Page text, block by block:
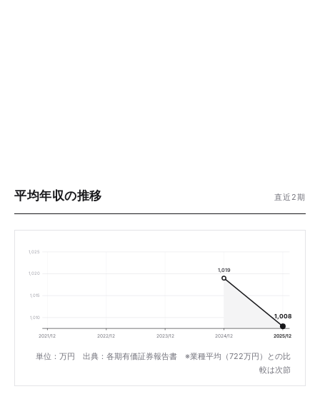
平均年収の推移 直近2期
1,025
1,020
1,015
1,010
1,019
1,008
2021/12 2022/12 2023/12 2024/12 2025/12
単位：万円 出典：各期有価証券報告書 ※業種平均（722万円）との比
較は次節